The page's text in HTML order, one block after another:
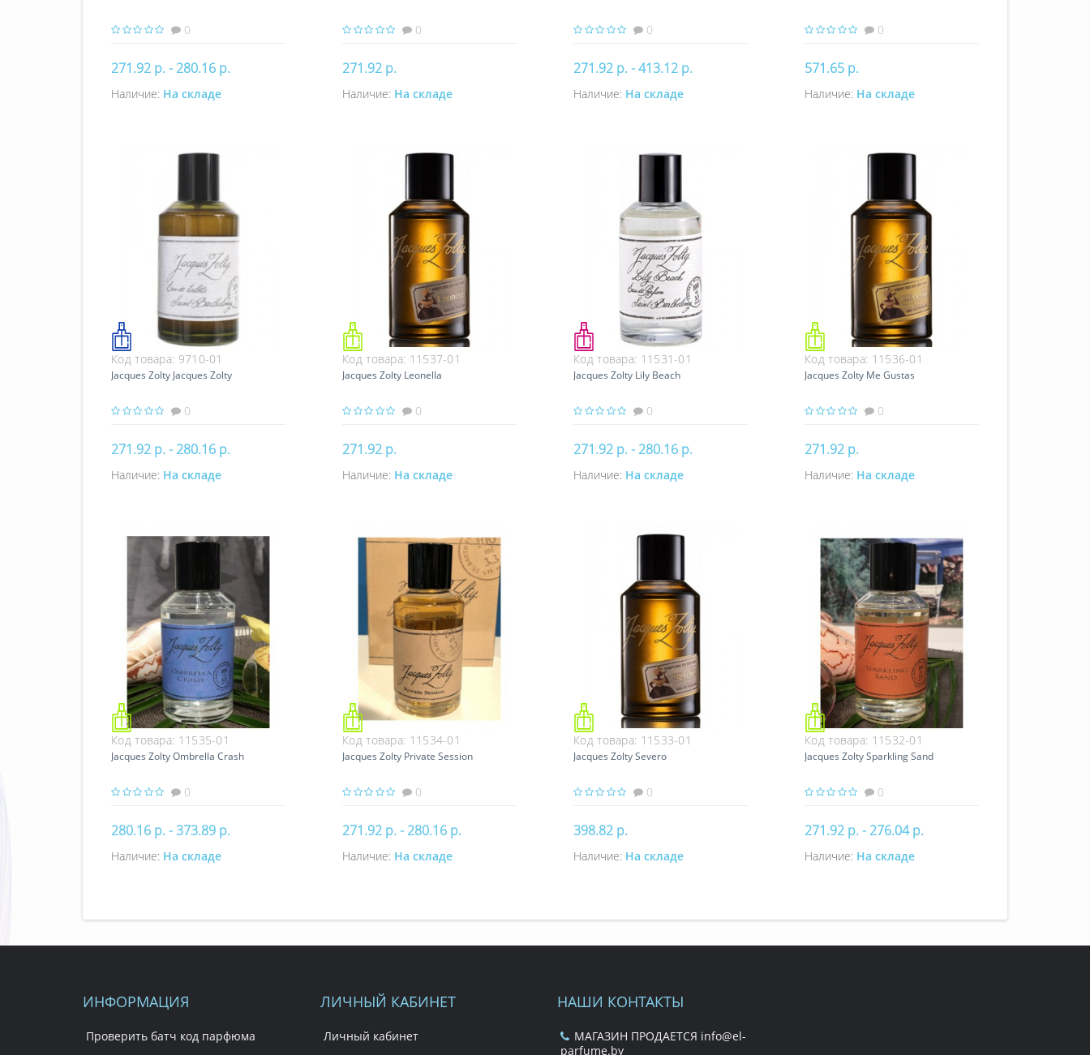
0
271.92 р. - 280.16 р.
Купить
Наличие: На складе
0
271.92 р.
Купить
Наличие: На складе
0
271.92 р. - 413.12 р.
Купить
Наличие: На складе
0
571.65 р.
Купить
Наличие: На складе
Код товара: 9710-01
Jacques Zolty Jacques Zolty
0
271.92 р. - 280.16 р.
Купить
Наличие: На складе
Код товара: 11537-01
Jacques Zolty Leonella
0
271.92 р.
Купить
Наличие: На складе
Код товара: 11531-01
Jacques Zolty Lily Beach
0
271.92 р. - 280.16 р.
Купить
Наличие: На складе
Код товара: 11536-01
Jacques Zolty Me Gustas
0
271.92 р.
Купить
Наличие: На складе
Код товара: 11535-01
Jacques Zolty Ombrella Crash
0
280.16 р. - 373.89 р.
Купить
Наличие: На складе
Код товара: 11534-01
Jacques Zolty Private Session
0
271.92 р. - 280.16 р.
Купить
Наличие: На складе
Код товара: 11533-01
Jacques Zolty Severo
0
398.82 р.
Купить
Наличие: На складе
Код товара: 11532-01
Jacques Zolty Sparkling Sand
0
271.92 р. - 276.04 р.
Купить
Наличие: На складе
ИНФОРМАЦИЯ
Проверить батч код парфюма
ЛИЧНЫЙ КАБИНЕТ
Личный кабинет
НАШИ КОНТАКТЫ
МАГАЗИН ПРОДАЕТСЯ info@el-
parfume.by